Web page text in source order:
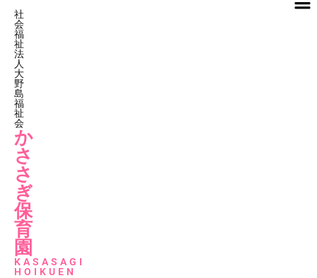
社
会
福
祉
法
人
大
野
島
福
祉
会
か
さ
さ
ぎ
保
育
園
KASASAGI
HOIKUEN